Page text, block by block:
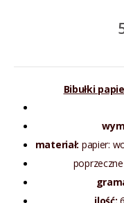
Bibułki
materiał: papier: